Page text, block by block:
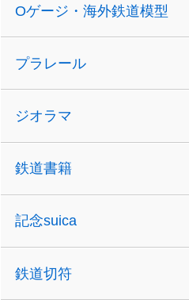
Oゲージ・海外鉄道模型
プラレール
ジオラマ
鉄道書籍
記念suica
鉄道切符